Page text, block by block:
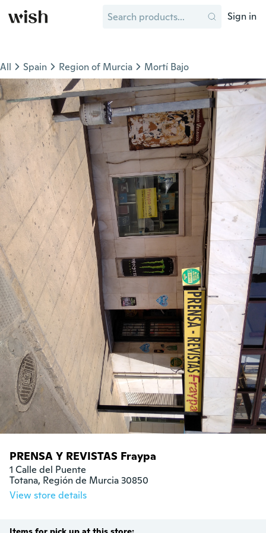
Sign in
All Spain Region of Murcia Mortí Bajo
PRENSA Y REVISTAS Fraypa
1 Calle del Puente
Totana, Región de Murcia 30850
View store details